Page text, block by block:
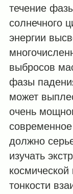
течение
солнечного
энергии
выбросов
фазы
может
очень
должно
изучать
тонкости